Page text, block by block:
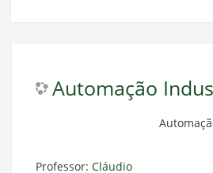
Automação
Professor: Cláudio